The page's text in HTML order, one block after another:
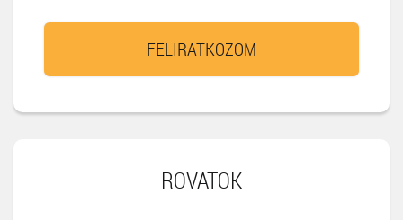
FELIRATKOZOM
ROVATOK